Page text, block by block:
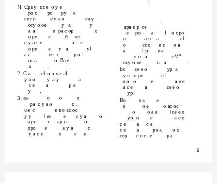
5
1. Cpa y oc e o y e
po o po py e
coc o e y a o
ca y
ocy o oe
y a y
a a e pa c op x
o pe e . H oe
c y ae e a e
o pe e y a
y,
a c
ec c p o -
oc a o Ba e
a
.
2. C a
e, o a y c a,
y a o y a y a
c e a
p e
y
.
3. He o o e
pa c y a o
o .
He c
e a o ac oc
y y , ec e c y a o
a po c ap o o
opo e a y a c
y a o o o e e.
apa e p ce
e po a , o opo
o ae c a a,
o coo e c
o a
a
, p e e
o o a e 9"
ocy o oe o a
.
Ec
ce e o yp a
y e o pe e ,
o o o e a e e
a c e a ce e o
yp.
Bo
e a
e
o
o e
o ac oc
o
o a e
, ce e o
yp o
e a e e
c e a c a
c e a po a
o o
cep
c o o e pa.